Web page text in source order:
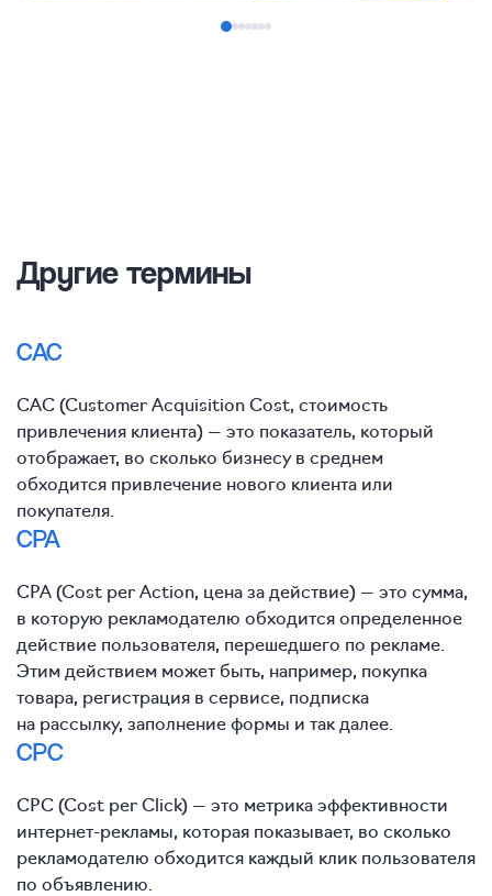
Другие термины
CAC
CAC (Customer Acquisition Cost, стоимость
привлечения клиента) — это показатель, который
отображает, во сколько бизнесу в среднем
обходится привлечение нового клиента или
покупателя.
CPA
CPA (Cost per Action, цена за действие) — это сумма,
в которую рекламодателю обходится определенное
действие пользователя, перешедшего по рекламе.
Этим действием может быть, например, покупка
товара, регистрация в сервисе, подписка
на рассылку, заполнение формы и так далее.
CPC
CPC (Cost per Click) — это метрика эффективности
интернет-рекламы, которая показывает, во сколько
рекламодателю обходится каждый клик пользователя
по объявлению.